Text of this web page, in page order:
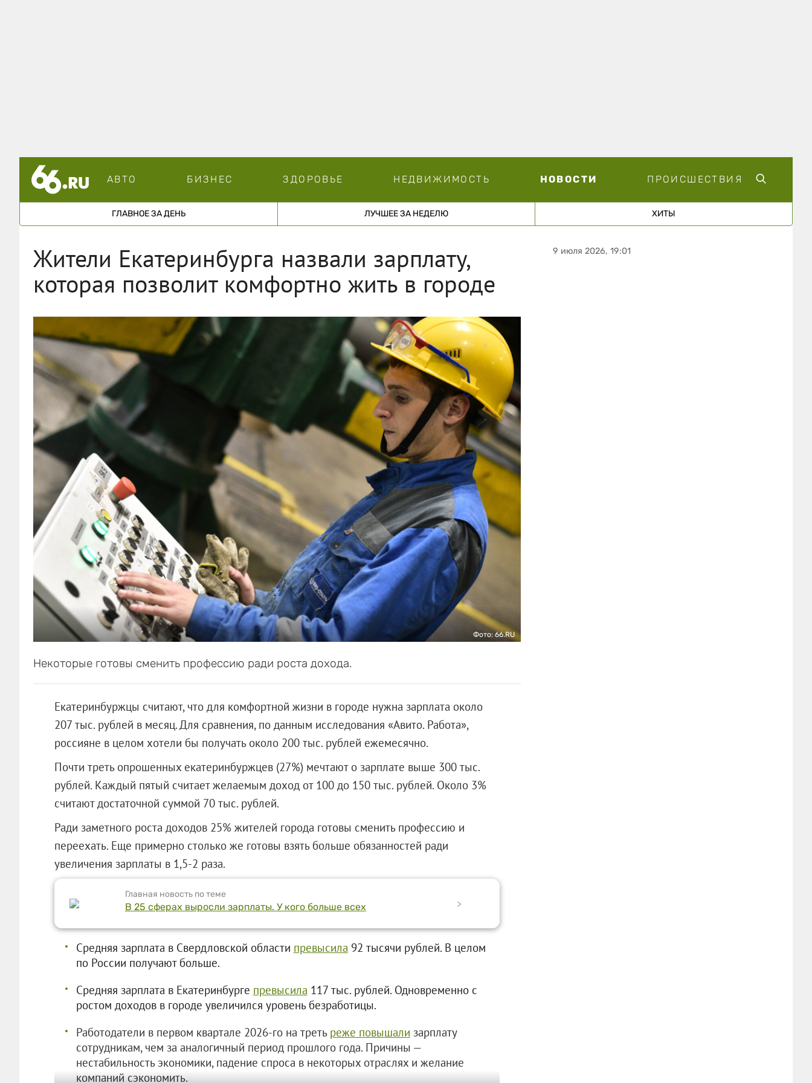
АВТО БИЗНЕС ЗДОРОВЬЕ НЕДВИЖИМОСТЬ НОВОСТИ ПРОИСШЕСТВИЯ
ГЛАВНОЕ ЗА ДЕНЬ ЛУЧШЕЕ ЗА НЕДЕЛЮ ХИТЫ
Жители Екатеринбурга назвали зарплату,
которая позволит комфортно жить в городе
Фото: 66.RU
Некоторые готовы сменить профессию ради роста дохода.
Екатеринбуржцы считают, что для комфортной жизни в городе нужна зарплата около
207 тыс. рублей в месяц. Для сравнения, по данным исследования «Авито. Работа»,
россияне в целом хотели бы получать около 200 тыс. рублей ежемесячно.
Почти треть опрошенных екатеринбуржцев (27%) мечтают о зарплате выше 300 тыс.
рублей. Каждый пятый считает желаемым доход от 100 до 150 тыс. рублей. Около 3%
считают достаточной суммой 70 тыс. рублей.
Ради заметного роста доходов 25% жителей города готовы сменить профессию и
переехать. Еще примерно столько же готовы взять больше обязанностей ради
увеличения зарплаты в 1,5-2 раза.
Главная новость по теме
В 25 сферах выросли зарплаты. У кого больше всех >
Средняя зарплата в Свердловской области превысила 92 тысячи рублей. В целом
по России получают больше.
Средняя зарплата в Екатеринбурге превысила 117 тыс. рублей. Одновременно с
ростом доходов в городе увеличился уровень безработицы.
Работодатели в первом квартале 2026-го на треть реже повышали зарплату
сотрудникам, чем за аналогичный период прошлого года. Причины —
нестабильность экономики, падение спроса в некоторых отраслях и желание
компаний сэкономить.
9 июля 2026, 19:01